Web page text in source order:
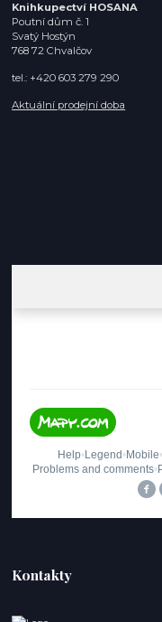
Knihkupectví HOSANA
Poutní dům č. 1
Svatý Hostýn
768 72 Chvalčov
tel.: +420 603 279 290
Aktuální prodejní doba
Kontakty